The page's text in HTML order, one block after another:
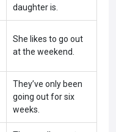
daughter is.
She likes to go out
at the weekend.
They’ve only been
going out for six
weeks.